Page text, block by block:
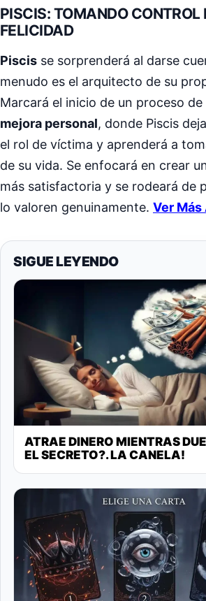
PISCIS: TOMANDO CONTROL
FELICIDAD
Piscis se sorprenderá al darse
menudo es el arquitecto de su
Marcará el inicio de un proceso de
mejora personal, donde Piscis
el rol de víctima y aprenderá a
de su vida. Se enfocará en crear
más satisfactoria y se rodeará de
lo valoren genuinamente. Ver Más
SIGUE LEYENDO
ATRAE DINERO MIENTRAS
EL SECRETO?. LA CANELA!